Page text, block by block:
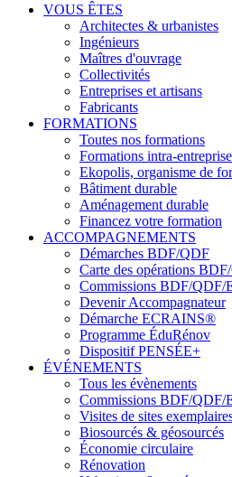
VOUS ÊTES
Architectes & urbanistes
Ingénieurs
Maîtres d'ouvrage
Collectivités
Entreprises et artisans
Fabricants
FORMATIONS
Toutes nos formations
Formations intra-entreprise
Ekopolis, organisme de
Bâtiment durable
Aménagement durable
Financez votre formation
ACCOMPAGNEMENTS
Démarches BDF/QDF
Carte des opérations
Commissions BDF/
Devenir Accompagnateur
Démarche ECRAINS®
Programme ÉduRénov
Dispositif PENSÉE+
ÉVÉNEMENTS
Tous les évènements
Commissions BDF/
Visites de sites
Biosourcés & géosourcés
Économie circulaire
Rénovation